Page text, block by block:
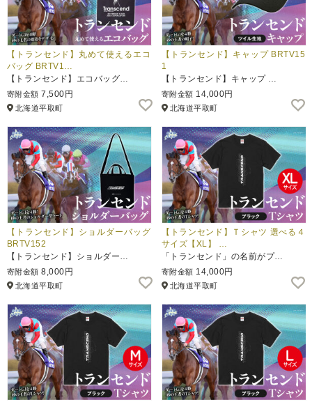
【トランセンド】丸めて使えるエコ
バッグ BRTV1…
【トランセンド】エコバッグ…
寄附金額 7,500円
北海道平取町
【トランセンド】キャップ BRTV15
1
【トランセンド】キャップ …
寄附金額 14,000円
北海道平取町
【トランセンド】ショルダーバッグ
BRTV152
【トランセンド】ショルダー…
寄附金額 8,000円
北海道平取町
【トランセンド】Ｔシャツ 選べる４
サイズ【XL】 …
「トランセンド」の名前がプ…
寄附金額 14,000円
北海道平取町